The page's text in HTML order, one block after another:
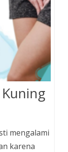
mengalami
karena